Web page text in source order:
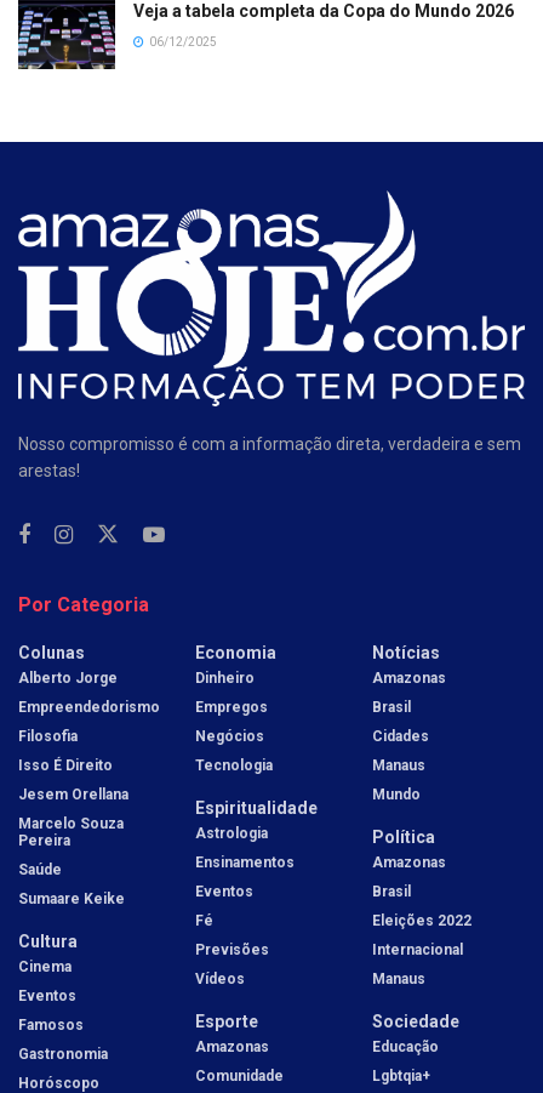
Veja a tabela completa da Copa do Mundo 2026
06/12/2025
Nosso compromisso é com a informação direta, verdadeira e sem
arestas!
Por Categoria
Colunas
Alberto Jorge
Empreendedorismo
Filosofia
Isso É Direito
Jesem Orellana
Marcelo Souza
Pereira
Saúde
Sumaare Keike
Cultura
Cinema
Eventos
Famosos
Gastronomia
Horóscopo
Economia
Dinheiro
Empregos
Negócios
Tecnologia
Espiritualidade
Astrologia
Ensinamentos
Eventos
Fé
Previsões
Vídeos
Esporte
Amazonas
Comunidade
Notícias
Amazonas
Brasil
Cidades
Manaus
Mundo
Política
Amazonas
Brasil
Eleições 2022
Internacional
Manaus
Sociedade
Educação
Lgbtqia+